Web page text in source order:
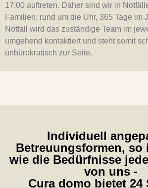
17:00 auftreten. Daher sind wir in
Familien, rund um die Uhr, 365 Tage im
Notfall wird das zuständige Team im
umgehend kontaktiert und steht somit
unbürokratisch zur Seite.
Individuell
Betreuungsformen, so
wie die Bedürfnisse
von uns -
Cura domo bietet 24